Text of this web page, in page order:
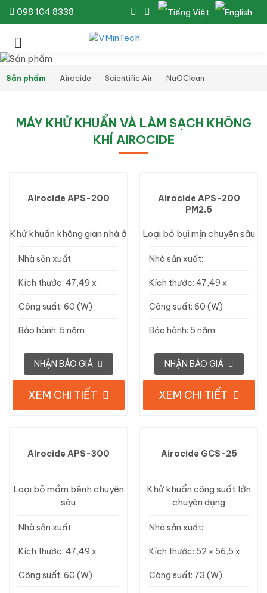
098 104 8338
Sản phẩm Airocide Scientific Air NaOClean
MÁY KHỬ KHUẨN VÀ LÀM SẠCH KHÔNG
KHÍ AIROCIDE
Airocide APS-200
Khử khuẩn không gian nhà ở
Nhà sản xuất:
Kích thước: 47,49 x
Công suất: 60 (W)
Bảo hành: 5 năm
NHẬN BÁO GIÁ
XEM CHI TIẾT
Airocide APS-200
PM2.5
Loại bỏ bụi mịn chuyên sâu
Nhà sản xuất:
Kích thước: 47,49 x
Công suất: 60 (W)
Bảo hành: 5 năm
NHẬN BÁO GIÁ
XEM CHI TIẾT
Airocide APS-300
Loại bỏ mầm bệnh chuyên
sâu
Nhà sản xuất:
Kích thước: 47,49 x
Công suất: 60 (W)
Airocide GCS-25
Khử khuẩn công suất lớn
chuyên dụng
Nhà sản xuất:
Kích thước: 52 x 56,5 x
Công suất: 73 (W)